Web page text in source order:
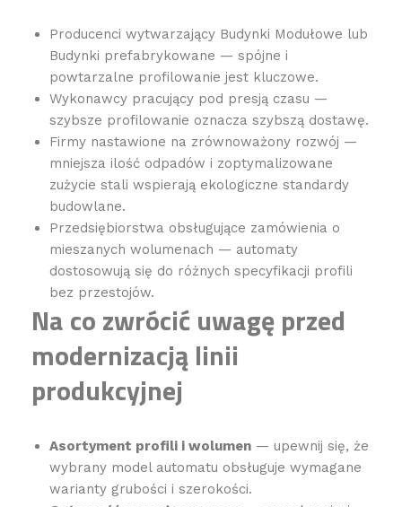
Producenci wytwarzający Budynki Modułowe lub
Budynki prefabrykowane — spójne i
powtarzalne profilowanie jest kluczowe.
Wykonawcy pracujący pod presją czasu —
szybsze profilowanie oznacza szybszą dostawę.
Firmy nastawione na zrównoważony rozwój —
mniejsza ilość odpadów i zoptymalizowane
zużycie stali wspierają ekologiczne standardy
budowlane.
Przedsiębiorstwa obsługujące zamówienia o
mieszanych wolumenach — automaty
dostosowują się do różnych specyfikacji profili
bez przestojów.
Na co zwrócić uwagę przed
modernizacją linii
produkcyjnej
Asortyment profili i wolumen — upewnij się, że
wybrany model automatu obsługuje wymagane
warianty grubości i szerokości.